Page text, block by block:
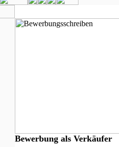
Bewerbung als Verkäufer